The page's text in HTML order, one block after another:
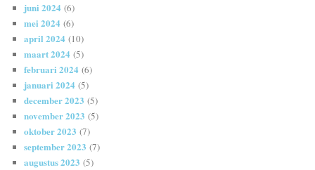
juni 2024 (6)
mei 2024 (6)
april 2024 (10)
maart 2024 (5)
februari 2024 (6)
januari 2024 (5)
december 2023 (5)
november 2023 (5)
oktober 2023 (7)
september 2023 (7)
augustus 2023 (5)